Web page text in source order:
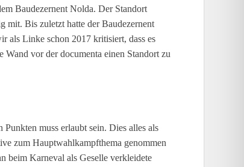
Baudezernent Nolda. Der Standort
mit. Bis zuletzt hatte der Baudezernent
als Linke schon 2017 kritisiert, dass es
vor der documenta einen Standort zu
muss erlaubt sein. Dies alles als
zum Hauptwahlkampfthema genommen
beim Karneval als Geselle verkleidete